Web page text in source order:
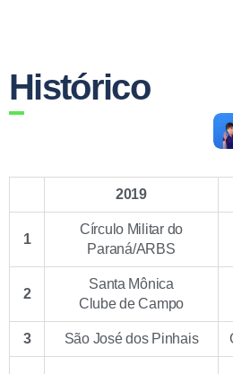
Histórico
2019
1
Círculo Militar do
Paraná/ARBS
2
Santa Mônica
Clube de Campo
3 São José dos Pinhais